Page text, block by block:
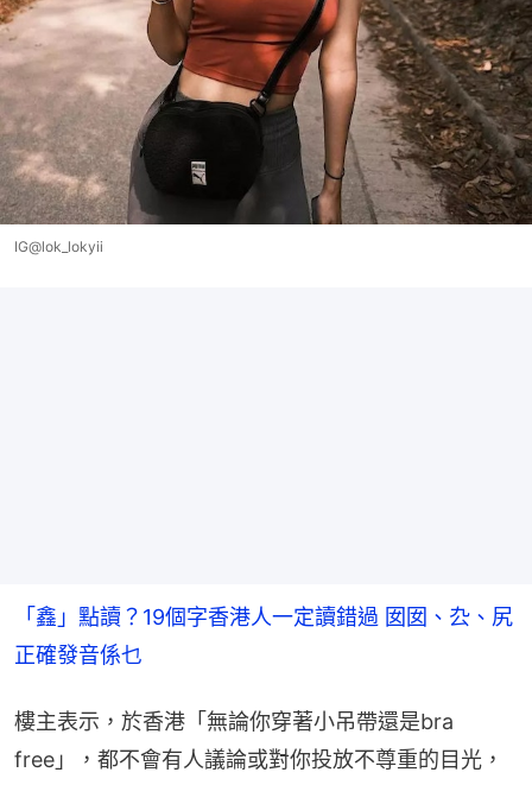
IG@lok_lokyii
「鑫」點讀？19個字香港人一定讀錯過 囡囡、厹、尻
正確發音係乜
樓主表示，於香港「無論你穿著小吊帶還是bra
free」，都不會有人議論或對你投放不尊重的目光，